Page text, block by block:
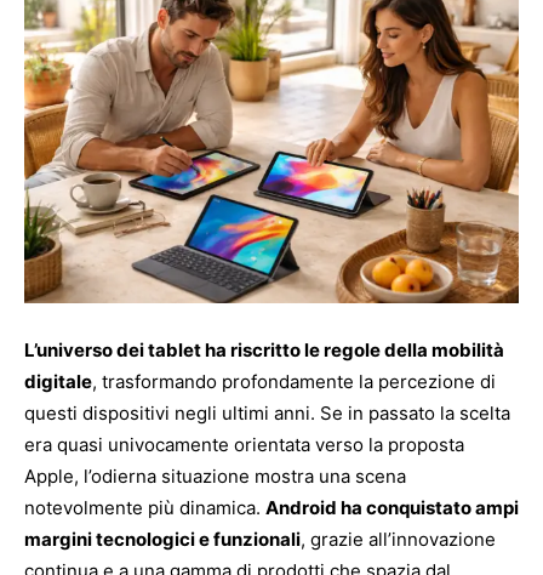
L’universo dei tablet ha riscritto le regole della mobilità
digitale, trasformando profondamente la percezione di
questi dispositivi negli ultimi anni. Se in passato la scelta
era quasi univocamente orientata verso la proposta
Apple, l’odierna situazione mostra una scena
notevolmente più dinamica. Android ha conquistato ampi
margini tecnologici e funzionali, grazie all’innovazione